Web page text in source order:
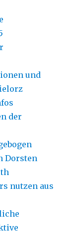
und
der
Dorsten
nutzen aus